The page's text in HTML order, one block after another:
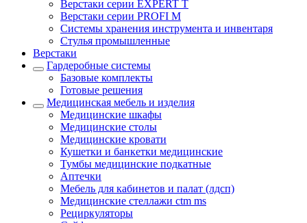
Верстаки серии EXPERT T
Верстаки серии PROFI M
Системы хранения инструмента и инвентаря
Стулья промышленные
Верстаки
Гардеробные системы
Базовые комплекты
Готовые решения
Медицинская мебель и изделия
Медицинские шкафы
Медицинские столы
Медицинские кровати
Кушетки и банкетки медицинские
Тумбы медицинские подкатные
Аптечки
Мебель для кабинетов и палат (лдсп)
Медицинские стеллажи ctm ms
Рециркуляторы